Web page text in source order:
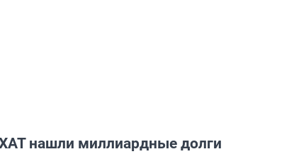
нашли миллиардные долги